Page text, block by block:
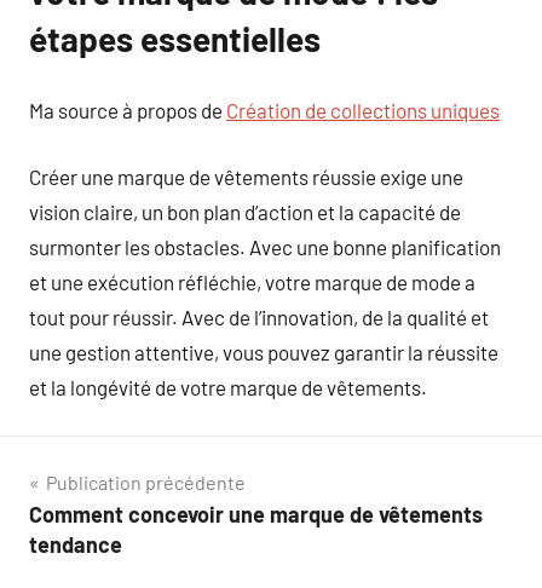
étapes essentielles
Ma source à propos de Création de collections uniques
Créer une marque de vêtements réussie exige une
vision claire, un bon plan d’action et la capacité de
surmonter les obstacles. Avec une bonne planification
et une exécution réfléchie, votre marque de mode a
tout pour réussir. Avec de l’innovation, de la qualité et
une gestion attentive, vous pouvez garantir la réussite
et la longévité de votre marque de vêtements.
Navigation
de
Publication précédente
Comment concevoir une marque de vêtements
tendance